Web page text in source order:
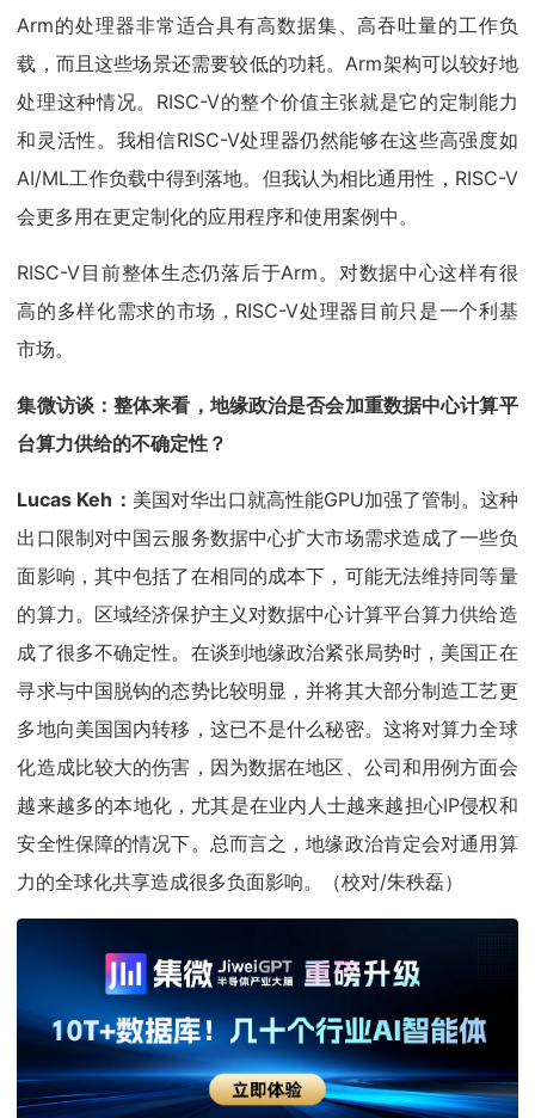
Arm的处理器非常适合具有高数据集、高吞吐量的工作负
载，而且这些场景还需要较低的功耗。Arm架构可以较好地
处理这种情况。RISC-V的整个价值主张就是它的定制能力
和灵活性。我相信RISC-V处理器仍然能够在这些高强度如
AI/ML工作负载中得到落地。但我认为相比通用性，RISC-V
会更多用在更定制化的应用程序和使用案例中。
RISC-V目前整体生态仍落后于Arm。对数据中心这样有很
高的多样化需求的市场，RISC-V处理器目前只是一个利基
市场。
集微访谈：整体来看，地缘政治是否会加重数据中心计算平
台算力供给的不确定性？
Lucas Keh： 美国对华出口就高性能GPU加强了管制。这种
出口限制对中国云服务数据中心扩大市场需求造成了一些负
面影响，其中包括了在相同的成本下，可能无法维持同等量
的算力。区域经济保护主义对数据中心计算平台算力供给造
成了很多不确定性。在谈到地缘政治紧张局势时，美国正在
寻求与中国脱钩的态势比较明显，并将其大部分制造工艺更
多地向美国国内转移，这已不是什么秘密。这将对算力全球
化造成比较大的伤害，因为数据在地区、公司和用例方面会
越来越多的本地化，尤其是在业内人士越来越担心IP侵权和
安全性保障的情况下。总而言之，地缘政治肯定会对通用算
力的全球化共享造成很多负面影响。（校对/朱秩磊）